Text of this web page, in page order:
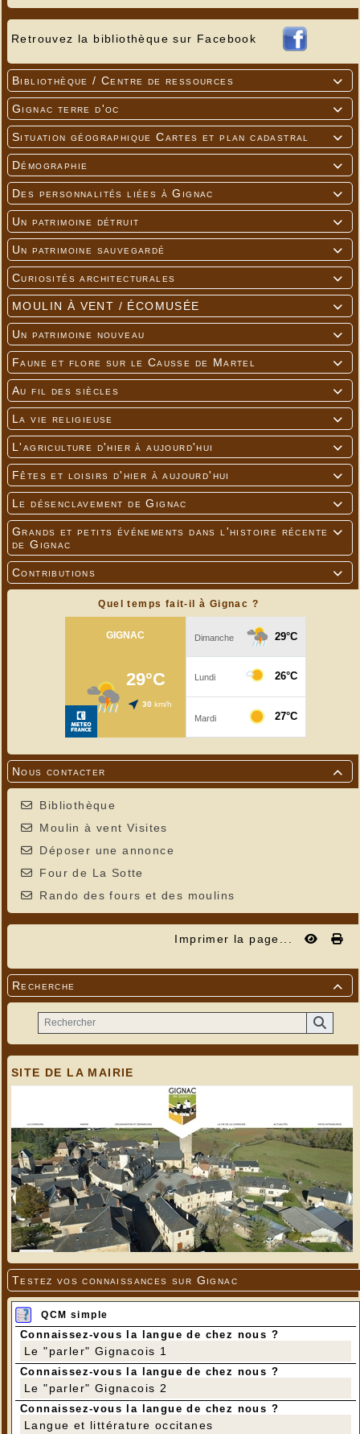
Retrouvez la bibliothèque sur Facebook

Bibliothèque / Centre de ressources

Gignac terre d'oc

Situation géographique Cartes et plan cadastral

Démographie

Des personnalités liées à Gignac

Un patrimoine détruit

Un patrimoine sauvegardé

Curiosités architecturales

MOULIN À VENT / ÉCOMUSÉE

Un patrimoine nouveau

Faune et flore sur le Causse de Martel

Au fil des siècles

La vie religieuse

L'agriculture d'hier à aujourd'hui

Fêtes et loisirs d'hier à aujourd'hui

Le désenclavement de Gignac

Grands et petits événements dans l'histoire récente
de Gignac

Contributions
Quel temps fait-il à Gignac ?

Nous contacter
Bibliothèque
Moulin à vent Visites
Déposer une annonce
Four de La Sotte
Rando des fours et des moulins
Imprimer la page...

Recherche
SITE DE LA MAIRIE
Testez vos connaissances sur Gignac
QCM simple
Connaissez-vous la langue de chez nous ?
Le "parler" Gignacois 1
Connaissez-vous la langue de chez nous ?
Le "parler" Gignacois 2
Connaissez-vous la langue de chez nous ?
Langue et littérature occitanes